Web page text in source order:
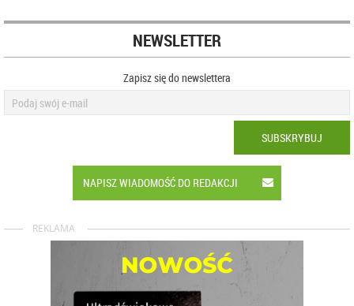
NEWSLETTER
Zapisz się do newslettera
SUBSKRYBUJ
NAPISZ WIADOMOŚĆ DO REDAKCJI
REKLAMA